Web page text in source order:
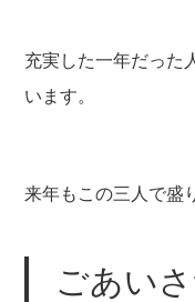
充実した一年だった
います。
来年もこの三人で盛
ごあい